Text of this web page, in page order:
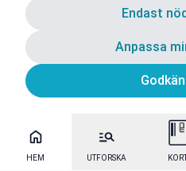
HEM UTFORSKA
Endast
Anpassa